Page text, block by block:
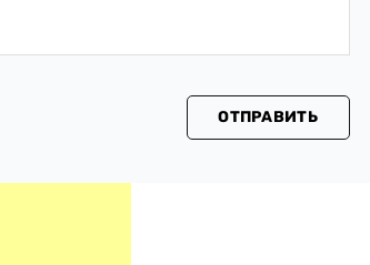
ОТПРАВИТЬ